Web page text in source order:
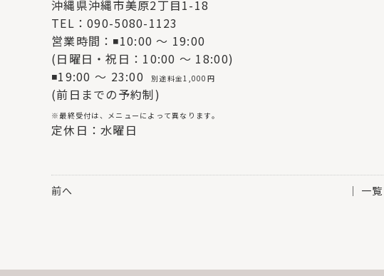
沖縄県沖縄市美原2丁目1-18
TEL：090-5080-1123
営業時間：◾10:00 〜 19:00
(日曜日・祝日：10:00 〜 18:00)
◾19:00 〜 23:00
別途料金1,000円
(前日までの予約制)
※最終受付は、メニューによって異なります。
定休日：水曜日
前へ │ 一